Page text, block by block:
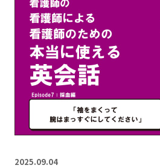
2025.09.04